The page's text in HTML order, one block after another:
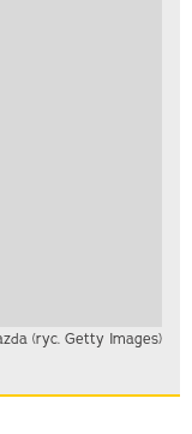
(ryc. Getty Images)